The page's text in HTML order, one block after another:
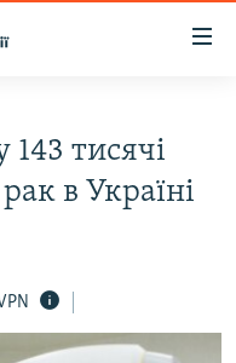
тисячі
в Україні